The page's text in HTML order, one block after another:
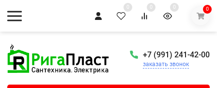
0 0 0 0
+7 (991) 241-42-00
заказать звонок